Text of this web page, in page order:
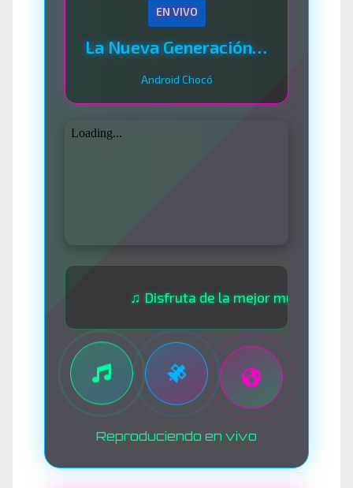
EN VIVO
La Nueva Generación Del Sistema
Android Chocó
♫ Disfruta de la mejor música las 24
Reproduciendo en vivo